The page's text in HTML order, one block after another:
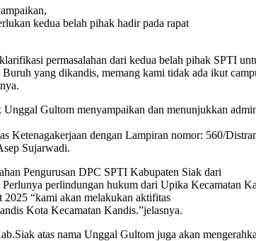
kedua belah pihak hadir pada rapat
permasalahan dari kedua belah pihak SPTI
yang dikandis, memang kami tidak ada ikut
Gultom menyampaikan dan menunjukkan
Ketenagakerjaan dengan Lampiran nomor: 560/
Sujarwadi.
Pengurusan DPC SPTI Kabupaten Siak dari
perlindungan hukum dari Upika Kecamatan
2025 “kami akan melakukan aktifitas
Kota Kecamatan Kandis.”jelasnya.
atas nama Unggal Gultom juga akan